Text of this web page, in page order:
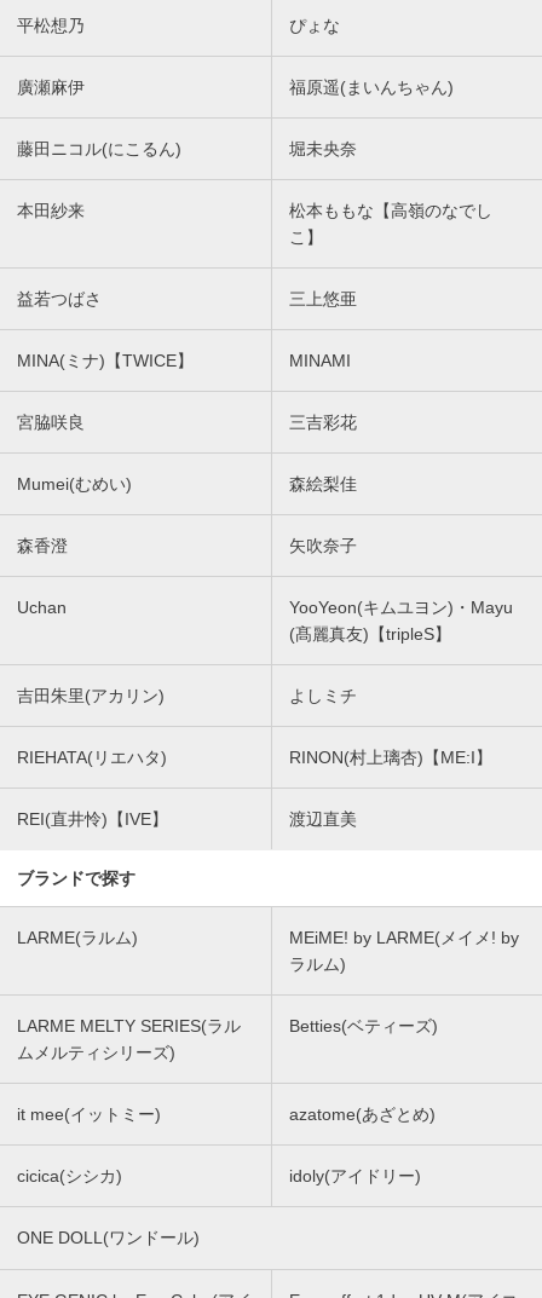
平松想乃 ぴょな
廣瀬麻伊 福原遥(まいんちゃん)
藤田ニコル(にこるん) 堀未央奈
本田紗来
松本ももな【高嶺のなでし
こ】
益若つばさ 三上悠亜
MINA(ミナ)【TWICE】 MINAMI
宮脇咲良 三吉彩花
Mumei(むめい) 森絵梨佳
森香澄 矢吹奈子
Uchan
YooYeon(キムユヨン)・Mayu
(髙麗真友)【tripleS】
吉田朱里(アカリン) よしミチ
RIEHATA(リエハタ) RINON(村上璃杏)【ME:I】
REI(直井怜)【IVE】 渡辺直美
ブランドで探す
LARME(ラルム)
MEiME! by LARME(メイメ! by
ラルム)
LARME MELTY SERIES(ラル
ムメルティシリーズ)
Betties(ベティーズ)
it mee(イットミー) azatome(あざとめ)
cicica(シシカ) idoly(アイドリー)
ONE DOLL(ワンドール)